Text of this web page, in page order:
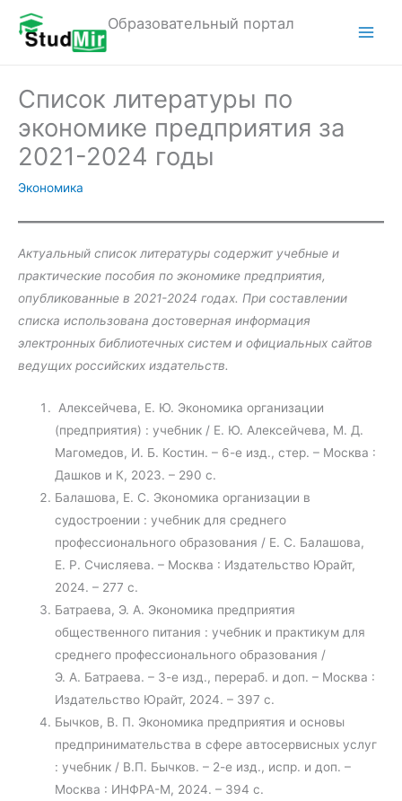
Перейти
содержимому
Образовательный портал
e
Список литературы по
экономике предприятия за
2021-2024 годы
Экономика
Актуальный список литературы содержит учебные и
практические пособия по экономике предприятия,
опубликованные в 2021-2024 годах. При составлении
списка использована достоверная информация
электронных библиотечных систем и официальных сайтов
ведущих российских издательств.
Алексейчева, Е. Ю. Экономика организации
(предприятия) : учебник / Е. Ю. Алексейчева, М. Д.
Магомедов, И. Б. Костин. – 6-е изд., стер. – Москва :
Дашков и К, 2023. – 290 с.
Балашова, Е. С. Экономика организации в
судостроении : учебник для среднего
профессионального образования / Е. С. Балашова,
Е. Р. Счисляева. – Москва : Издательство Юрайт,
2024. – 277 с.
Батраева, Э. А. Экономика предприятия
общественного питания : учебник и практикум для
среднего профессионального образования /
Э. А. Батраева. – 3-е изд., перераб. и доп. – Москва :
Издательство Юрайт, 2024. – 397 с.
Бычков, В. П. Экономика предприятия и основы
предпринимательства в сфере автосервисных услуг
: учебник / В.П. Бычков. – 2-е изд., испр. и доп. –
Москва : ИНФРА-М, 2024. – 394 с.